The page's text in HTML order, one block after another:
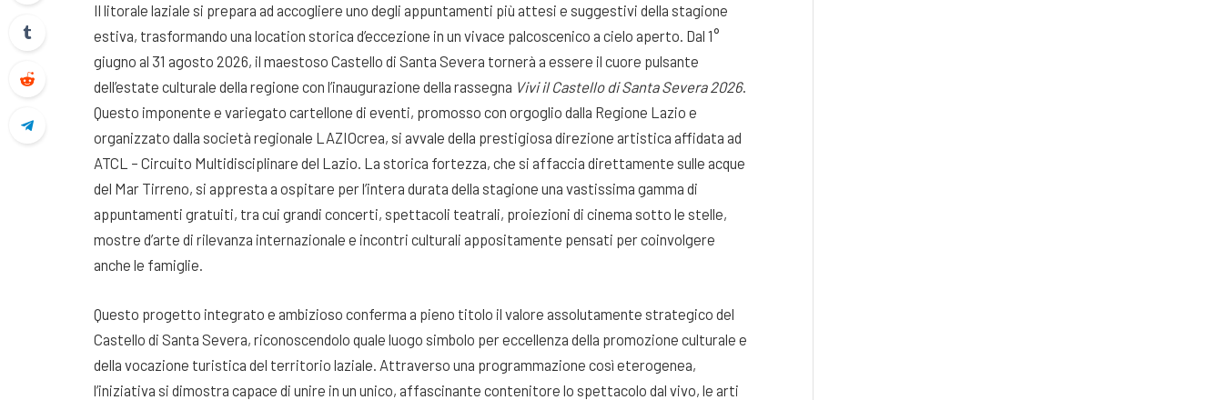
Il litorale laziale si prepara ad accogliere uno degli appuntamenti più attesi e suggestivi della stagione
estiva, trasformando una location storica d’eccezione in un vivace palcoscenico a cielo aperto. Dal 1°
giugno al 31 agosto 2026, il maestoso Castello di Santa Severa tornerà a essere il cuore pulsante
dell’estate culturale della regione con l’inaugurazione della rassegna Vivi il Castello di Santa Severa 2026.
Questo imponente e variegato cartellone di eventi, promosso con orgoglio dalla Regione Lazio e
organizzato dalla società regionale LAZIOcrea, si avvale della prestigiosa direzione artistica affidata ad
ATCL – Circuito Multidisciplinare del Lazio. La storica fortezza, che si affaccia direttamente sulle acque
del Mar Tirreno, si appresta a ospitare per l’intera durata della stagione una vastissima gamma di
appuntamenti gratuiti, tra cui grandi concerti, spettacoli teatrali, proiezioni di cinema sotto le stelle,
mostre d’arte di rilevanza internazionale e incontri culturali appositamente pensati per coinvolgere
anche le famiglie.
Questo progetto integrato e ambizioso conferma a pieno titolo il valore assolutamente strategico del
Castello di Santa Severa, riconoscendolo quale luogo simbolo per eccellenza della promozione culturale e
della vocazione turistica del territorio laziale . Attraverso una programmazione così eterogenea,
l’iniziativa si dimostra capace di unire in un unico, affascinante contenitore lo spettacolo dal vivo, le arti